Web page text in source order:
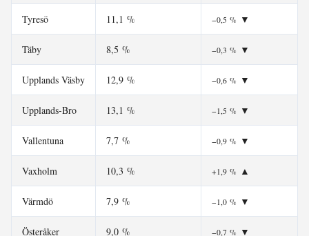
Tyresö 11,1 % −0,5 % ▼
Täby 8,5 % −0,3 % ▼
Upplands Väsby 12,9 % −0,6 % ▼
Upplands-Bro 13,1 % −1,5 % ▼
Vallentuna 7,7 % −0,9 % ▼
Vaxholm 10,3 % +1,9 % ▲
Värmdö 7,9 % −1,0 % ▼
Österåker 9,0 % −0,7 % ▼